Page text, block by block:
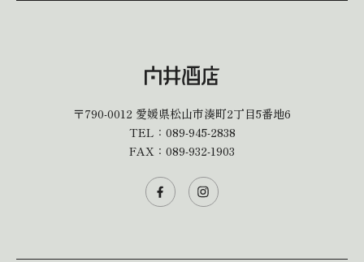
〒790-0012 愛媛県松山市湊町2丁目5番地6
TEL： 089-945-2838
FAX：089-932-1903